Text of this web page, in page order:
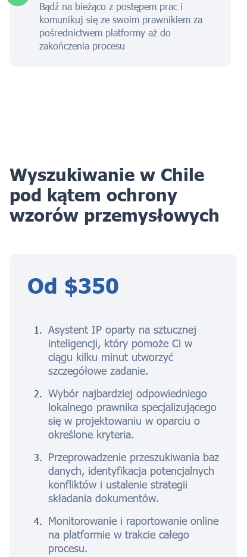
Bądź na bieżąco z postępem prac i
komunikuj się ze swoim prawnikiem za
pośrednictwem platformy aż do
zakończenia procesu
Wyszukiwanie w Chile
pod kątem ochrony
wzorów przemysłowych
Od $350
Asystent IP oparty na sztucznej
inteligencji, który pomoże Ci w
ciągu kilku minut utworzyć
szczegółowe zadanie.
Wybór najbardziej odpowiedniego
lokalnego prawnika specjalizującego
się w projektowaniu w oparciu o
określone kryteria.
Przeprowadzenie przeszukiwania baz
danych, identyfikacja potencjalnych
konfliktów i ustalenie strategii
składania dokumentów.
Monitorowanie i raportowanie online
na platformie w trakcie całego
procesu.